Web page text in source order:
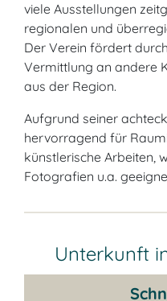
viele Ausstellungen
regionalen und
Der Verein fördert
Vermittlung an andere
aus der Region.
Aufgrund seiner
hervorragend für
künstlerische Arbeiten,
Fotografien u.a.
Unterkunft